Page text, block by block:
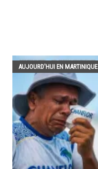
AUJOURD'HUI EN MARTINIQUE